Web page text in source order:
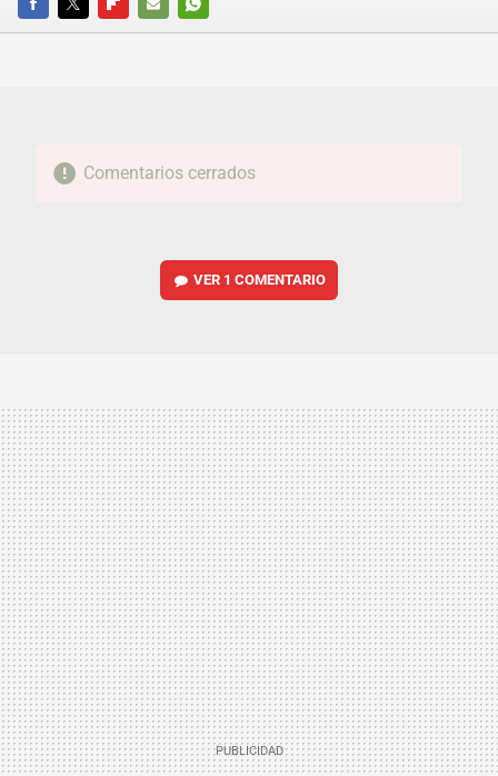
FACEBOOKTWITTERFLIPBOARD
E-
WHATSAPP
Comentarios cerrados
VER 1 COMENTARIO